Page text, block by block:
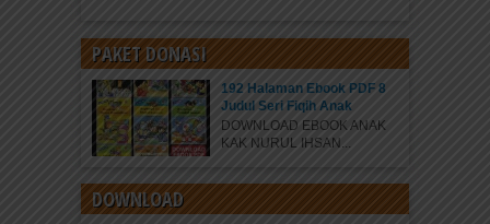
PAKET DONASI
192 Halaman Ebook PDF 8
Judul Seri Fiqih Anak
DOWNLOAD EBOOK ANAK
KAK NURUL IHSAN...
DOWNLOAD